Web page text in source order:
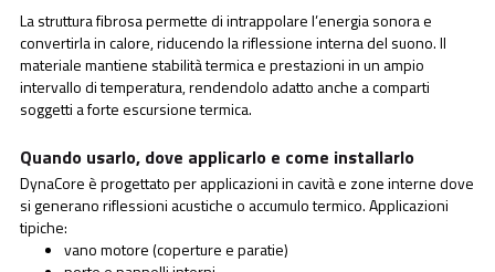
La struttura fibrosa permette di intrappolare l’energia sonora e
convertirla in calore, riducendo la riflessione interna del suono. Il
materiale mantiene stabilità termica e prestazioni in un ampio
intervallo di temperatura, rendendolo adatto anche a comparti
soggetti a forte escursione termica.
Quando usarlo, dove applicarlo e come installarlo
DynaCore è progettato per applicazioni in cavità e zone interne dove
si generano riflessioni acustiche o accumulo termico. Applicazioni
tipiche:
vano motore (coperture e paratie)